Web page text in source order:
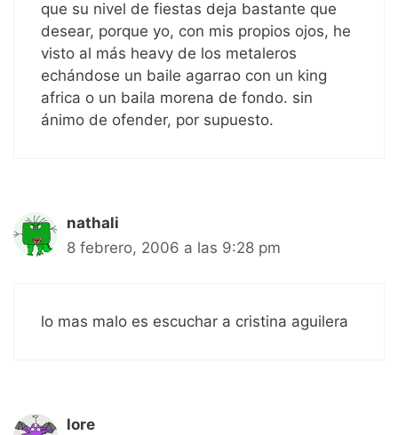
que su nivel de fiestas deja bastante que
desear, porque yo, con mis propios ojos, he
visto al más heavy de los metaleros
echándose un baile agarrao con un king
africa o un baila morena de fondo. sin
ánimo de ofender, por supuesto.
nathali
8 febrero, 2006 a las 9:28 pm
lo mas malo es escuchar a cristina aguilera
lore